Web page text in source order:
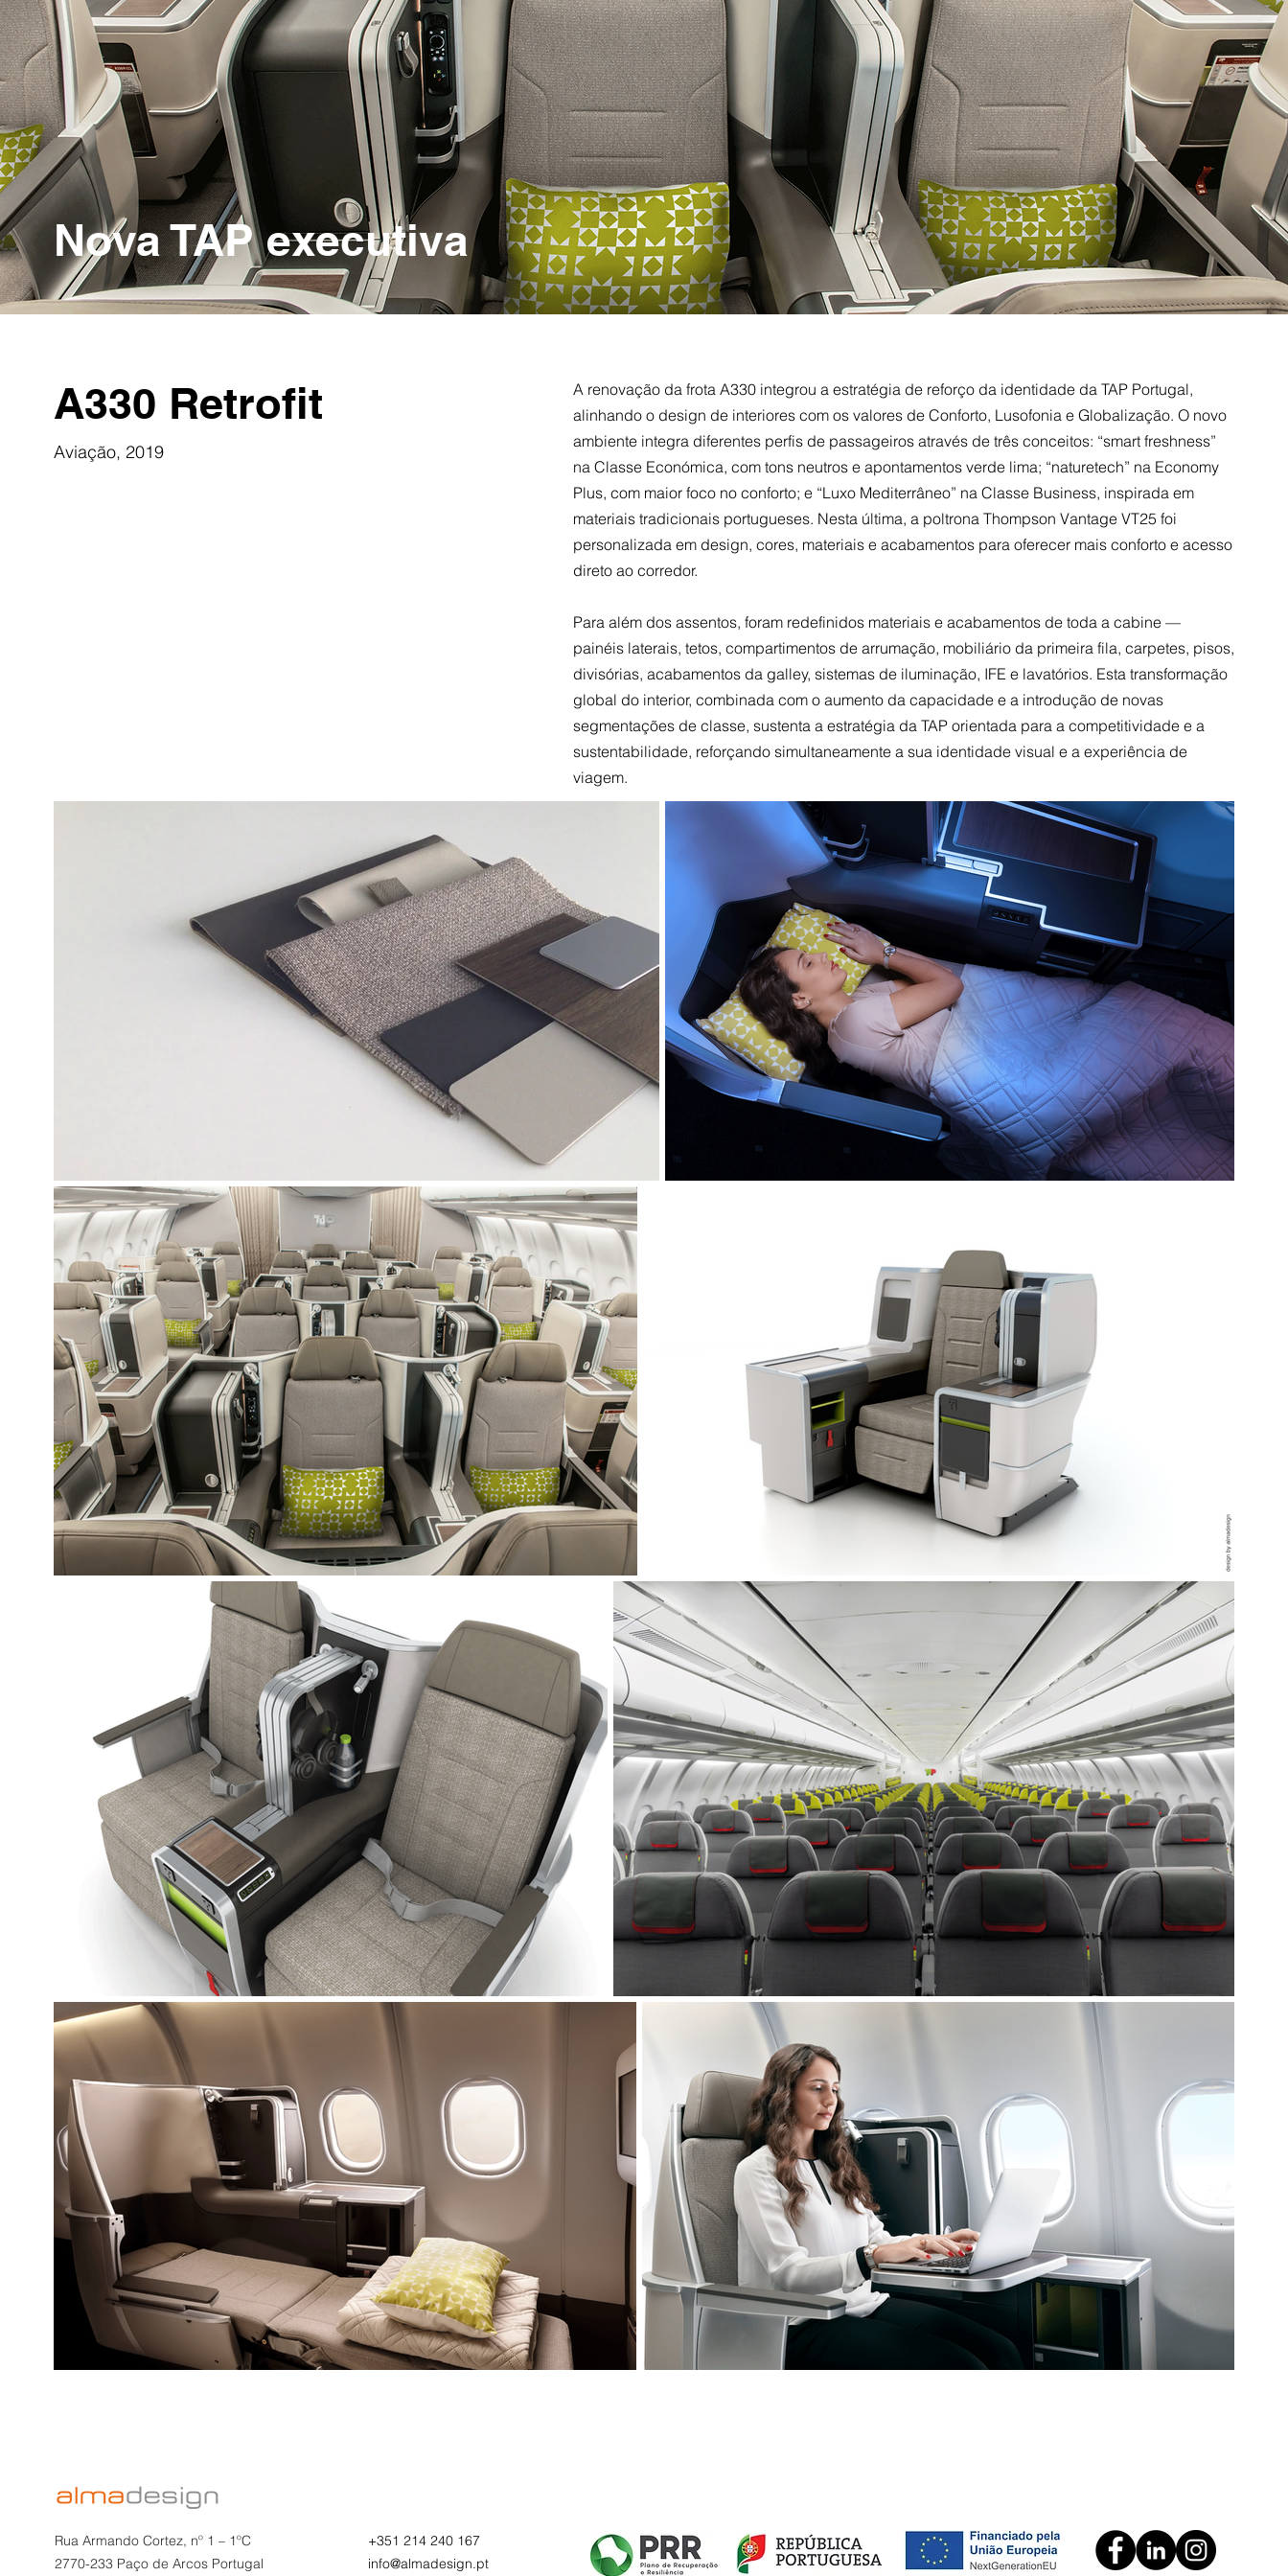
Nova TAP executiva
A330 Retrofit
Aviação, 2019
A renovação da frota A330 integrou a estratégia de reforço da identidade da TAP Portugal,
alinhando o design de interiores com os valores de Conforto, Lusofonia e Globalização. O novo
ambiente integra diferentes perfis de passageiros através de três conceitos: “smart freshness”
na Classe Económica, com tons neutros e apontamentos verde lima; “naturetech” na Economy
Plus, com maior foco no conforto; e “Luxo Mediterrâneo” na Classe Business, inspirada em
materiais tradicionais portugueses. Nesta última, a poltrona Thompson Vantage VT25 foi
personalizada em design, cores, materiais e acabamentos para oferecer mais conforto e acesso
direto ao corredor.
Para além dos assentos, foram redefinidos materiais e acabamentos de toda a cabine —
painéis laterais, tetos, compartimentos de arrumação, mobiliário da primeira fila, carpetes, pisos,
divisórias, acabamentos da galley, sistemas de iluminação, IFE e lavatórios. Esta transformação
global do interior, combinada com o aumento da capacidade e a introdução de novas
segmentações de classe, sustenta a estratégia da TAP orientada para a competitividade e a
sustentabilidade, reforçando simultaneamente a sua identidade visual e a experiência de
viagem.
Rua Armando Cortez, nº 1 – 1ºC
2770-233 Paço de Arcos Portugal
+351 214 240 167
info@almadesign.pt